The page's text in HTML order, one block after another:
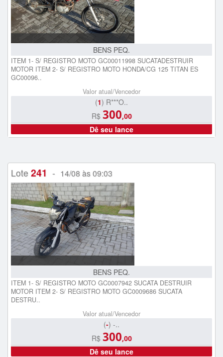
BENS PEQ.
ITEM 1- S/ REGISTRO MOTO GC00011998 SUCATADESTRUIR
MOTOR ITEM 2- S/ REGISTRO MOTO HONDA/CG 125 TITAN ES
GC00096..
Valor atual/Vencedor
(1) R***O..
R$ 300,00
Dê seu lance
Lote 241 - 14/08 às 09:03
BENS PEQ.
ITEM 1- S/ REGISTRO MOTO GC0007942 SUCATA DESTRUIR
MOTOR ITEM 2- S/ REGISTRO MOTO GC0009686 SUCATA
DESTRU..
Valor atual/Vencedor
(-) -..
R$ 300,00
Dê seu lance